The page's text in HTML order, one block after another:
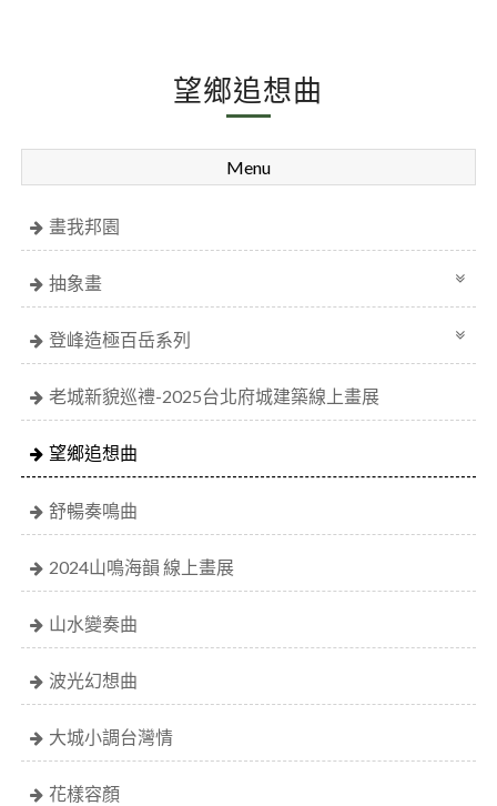
望鄉追想曲
Menu
畫我邦園
抽象畫
登峰造極百岳系列
老城新貌巡禮-2025台北府城建築線上畫展
望鄉追想曲
舒暢奏鳴曲
2024山鳴海韻 線上畫展
山水變奏曲
波光幻想曲
大城小調台灣情
花樣容顏